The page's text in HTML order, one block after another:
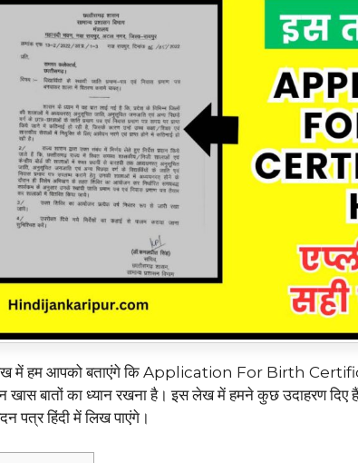
में हम आपको बताएंगे कि Application For Birth
खास बातों का ध्यान रखना है। इस लेख में हमने कुछ उदाहरण दिए
पत्र हिंदी में लिख पाएंगे।